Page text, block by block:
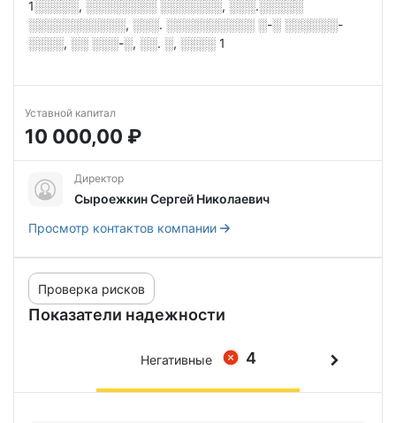
1░░░░░, ░░░░░░░░ ░░░░░░░, ░░░.░░░░░
░░░░░░░░░░░, ░░░. ░░░░░░░░░░ ░-░ ░░░░░░-
░░░░, ░░ ░░░-░, ░░. ░, ░░░░ 1
Уставной капитал
10 000,00 ₽
Директор
Сыроежкин Сергей Николаевич
Просмотр контактов компании
Показатели надежности
Проверка рисков
4
Негативные